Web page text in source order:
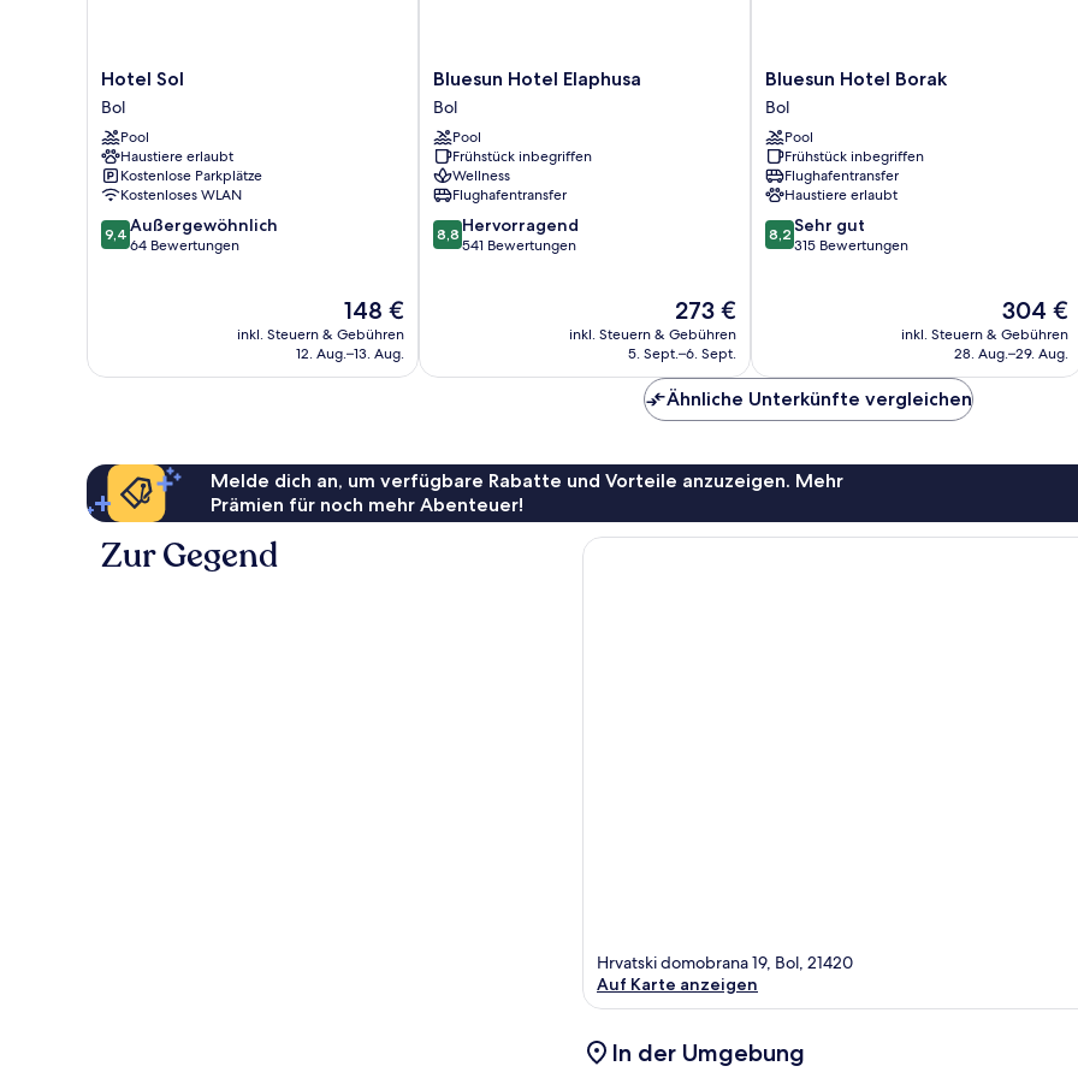
Hotel
Sol
Bol
Hotel Sol
Bol
Pool
Haustiere erlaubt
Kostenlose Parkplätze
Kostenloses WLAN
9.4
von
9,4 Außergewöhnlich
64 Bewertungen
Der
Preis
beträgt
148 €
inkl. Steuern & Gebühren
12. Aug.–13. Aug.
Bluesun
Hotel
Elaphusa
Bol
Bluesun Hotel Elaphusa
Bol
Pool
Frühstück inbegriffen
Wellness
Flughafentransfer
8.8
von
8,8 Hervorragend
541 Bewertungen
Der
Preis
beträgt
273 €
inkl. Steuern & Gebühren
5. Sept.–6. Sept.
Bluesun
Hotel
Borak
Bol
Bluesun Hotel Borak
Bol
Pool
Frühstück inbegriffen
Flughafentransfer
Haustiere erlaubt
8.2
von
8,2 Sehr gut
315 Bewertungen
Der
Preis
beträgt
304 €
inkl. Steuern & Gebühren
28. Aug.–29. Aug.
Ähnliche Unterkünfte vergleichen
Melde dich an, um verfügbare Rabatte und Vorteile anzuzeigen. Mehr
Prämien für noch mehr Abenteuer!
Zur Gegend
Hrvatski domobrana 19, Bol, 21420
Auf Karte anzeigen
In der Umgebung